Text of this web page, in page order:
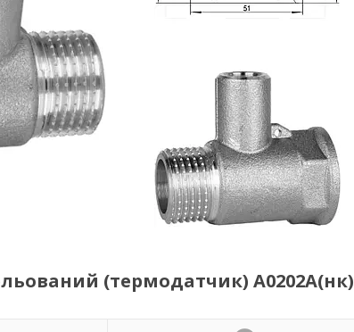
(термодатчик) А0202А(нк)